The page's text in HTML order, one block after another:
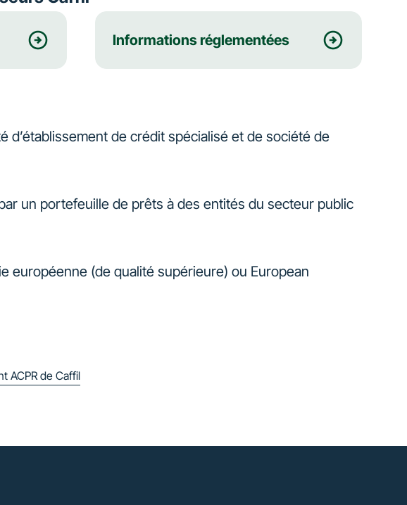
Informations réglementées
d’établissement de crédit spécialisé et de société de
un portefeuille de prêts à des entités du secteur public
européenne (de qualité supérieure) ou European
ACPR de Caffil